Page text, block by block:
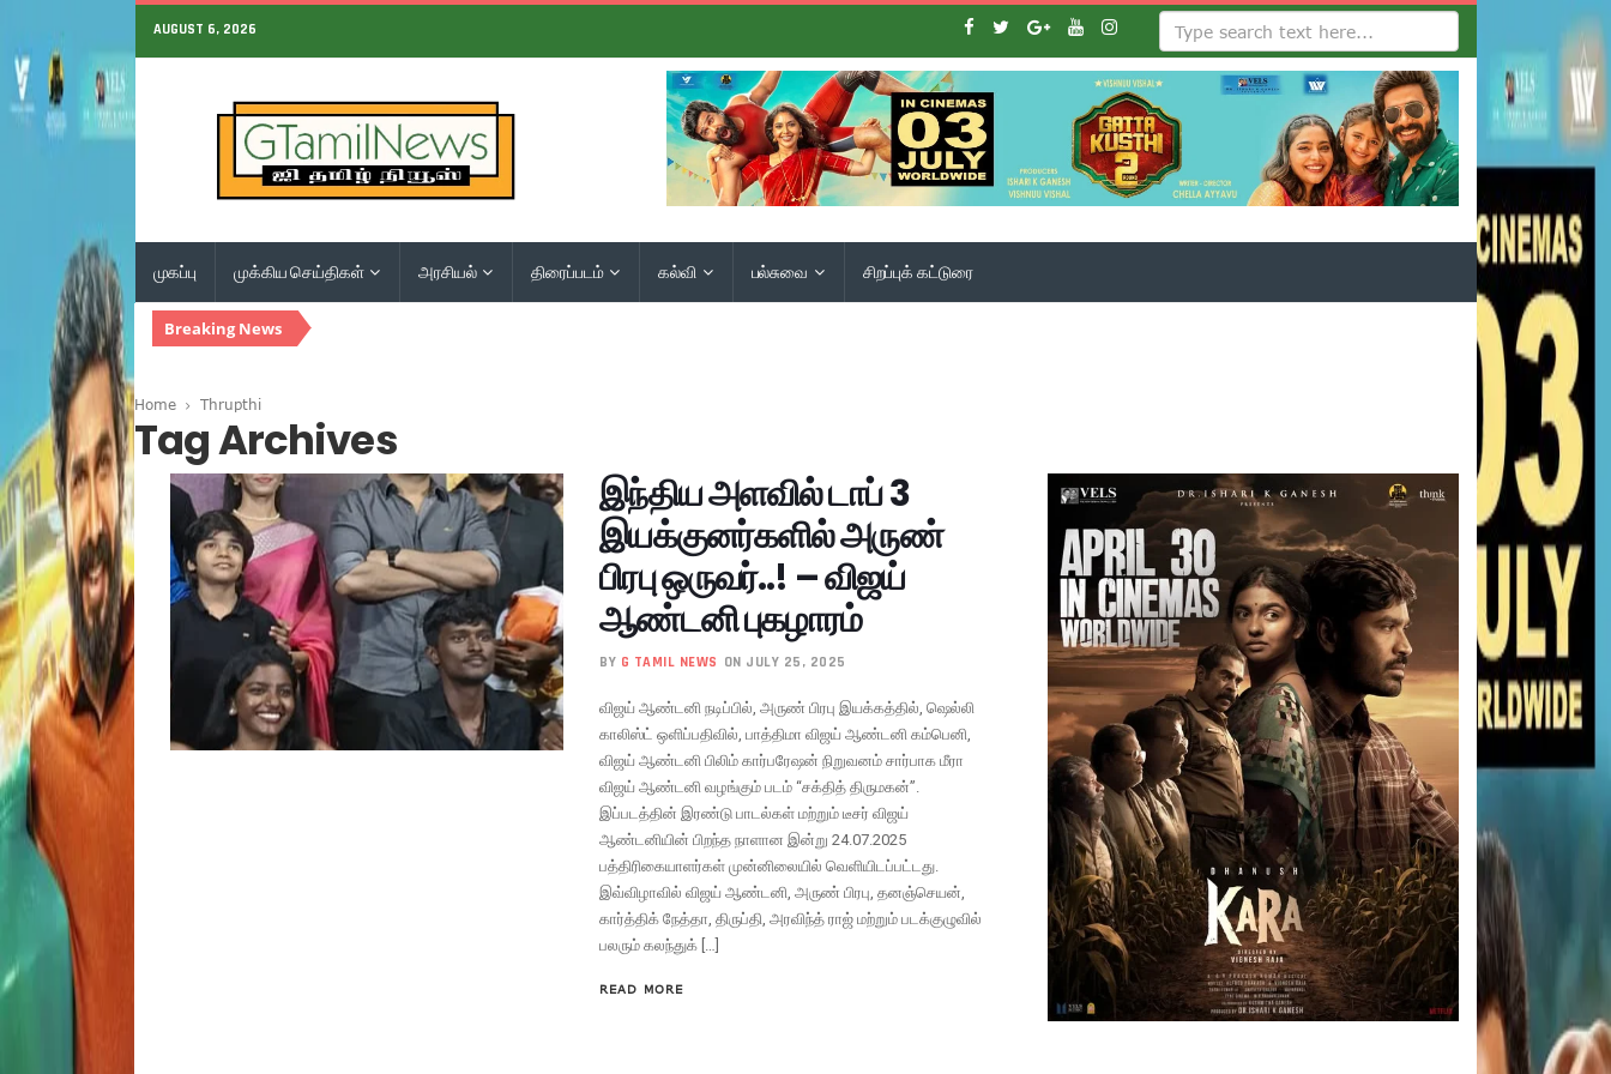
AUGUST 6, 2026
முகப்பு முக்கிய செய்திகள் அரசியல் திரைப்படம் கல்வி பல்சுவை சிறப்புக் கட்டுரை
Breaking News
Home Thrupthi
Tag Archives
இந்திய அளவில் டாப் 3
இயக்குனர்களில் அருண்
பிரபு ஒருவர்..! – விஜய்
ஆண்டனி புகழாரம்
BY G TAMIL NEWS ON JULY 25, 2025
விஜய் ஆண்டனி நடிப்பில், அருண் பிரபு இயக்கத்தில், ஷெல்லி
காலிஸ்ட் ஒளிப்பதிவில், பாத்திமா விஜய் ஆண்டனி கம்பெனி,
விஜய் ஆண்டனி பிலிம் கார்பரேஷன் நிறுவனம் சார்பாக மீரா
விஜய் ஆண்டனி வழங்கும் படம் “சக்தித் திருமகன்”.
இப்படத்தின் இரண்டு பாடல்கள் மற்றும் டீசர் விஜய்
ஆண்டனியின் பிறந்த நாளான இன்று 24.07.2025
பத்திரிகையாளர்கள் முன்னிலையில் வெளியிடப்பட்டது.
இவ்விழாவில் விஜய் ஆண்டனி, அருண் பிரபு, தனஞ்செயன்,
கார்த்திக் நேத்தா, திருப்தி, அரவிந்த் ராஜ் மற்றும் படக்குழுவில்
பலரும் கலந்துக் […]
READ MORE